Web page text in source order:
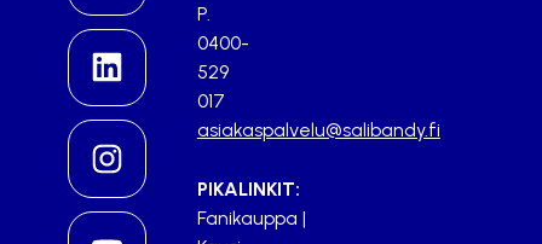
P.
0400-
529
017
asiakaspalvelu@salibandy.fi
PIKALINKIT:
Fanikauppa |